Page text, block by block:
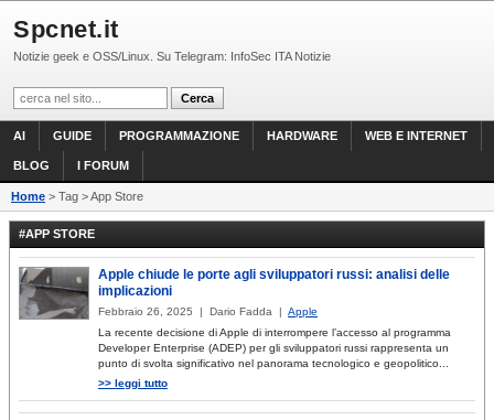
Spcnet.it
Notizie geek e OSS/Linux. Su Telegram: InfoSec ITA Notizie
AI GUIDE PROGRAMMAZIONE HARDWARE WEB E INTERNET
BLOG I FORUM
Home > Tag > App Store
#APP STORE
Apple chiude le porte agli sviluppatori russi: analisi delle
implicazioni
Febbraio 26, 2025 | Dario Fadda | Apple
La recente decisione di Apple di interrompere l’accesso al programma
Developer Enterprise (ADEP) per gli sviluppatori russi rappresenta un
punto di svolta significativo nel panorama tecnologico e geopolitico...
>> leggi tutto